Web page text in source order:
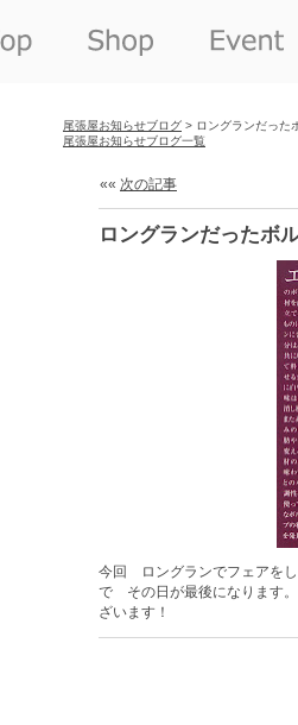
尾張屋お知らせブログ > ロングランだった
尾張屋お知らせブログ一覧
«« 次の記事
ロングランだったボ
今回 ロングランでフェアを
で その日が最後になります
ざいます！